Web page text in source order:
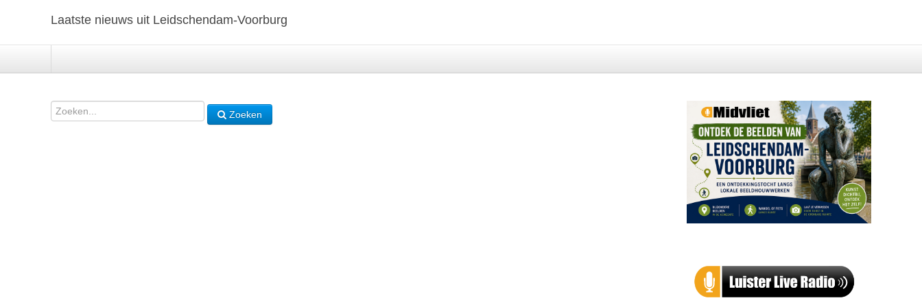
Laatste nieuws uit Leidschendam-Voorburg
Zoeken